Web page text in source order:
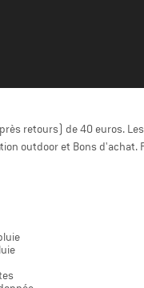
retours) de 40 euros.
outdoor et Bons